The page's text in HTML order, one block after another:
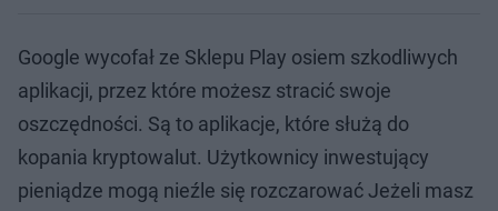
Google wycofał ze Sklepu Play osiem szkodliwych
aplikacji, przez które możesz stracić swoje
oszczędności. Są to aplikacje, które służą do
kopania kryptowalut. Użytkownicy inwestujący
pieniądze mogą nieźle się rozczarować Jeżeli masz